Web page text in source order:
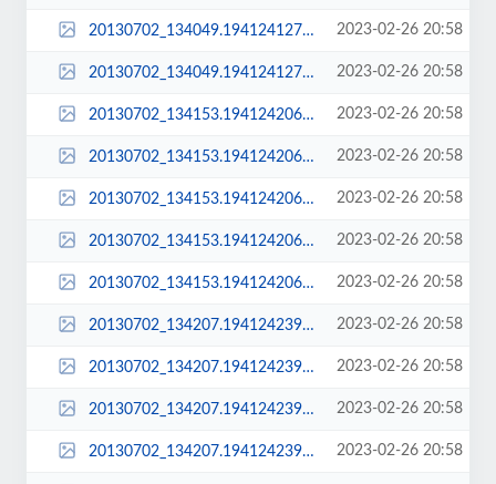
20130702_134049.194124127_sq_thumb_s.jpg 2023-02-26 20:58
20130702_134049.194124127_std.jpg 2023-02-26 20:58
20130702_134153.194124206.jpg 2023-02-26 20:58
20130702_134153.194124206_large.jpg 2023-02-26 20:58
20130702_134153.194124206_sq_thumb_m.jpg 2023-02-26 20:58
20130702_134153.194124206_sq_thumb_s.jpg 2023-02-26 20:58
20130702_134153.194124206_std.jpg 2023-02-26 20:58
20130702_134207.194124239.jpg 2023-02-26 20:58
20130702_134207.194124239_large.jpg 2023-02-26 20:58
20130702_134207.194124239_sq_thumb_m.jpg 2023-02-26 20:58
20130702_134207.194124239_sq_thumb_s.jpg 2023-02-26 20:58